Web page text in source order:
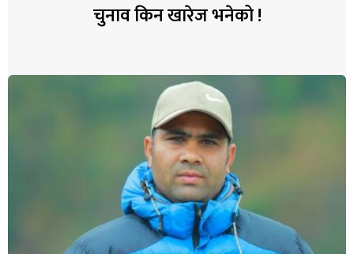
चुनाव किन खारेज भनेको !